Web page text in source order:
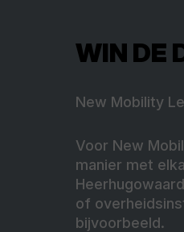
WIN DE
New Mobility
Voor New
manier met
of
bijvoorbeeld.